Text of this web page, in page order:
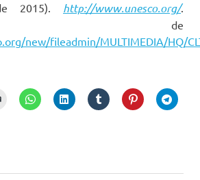
2015). http://www.unesco.org/.
de
new/fileadmin/MULTIMEDIA/HQ/